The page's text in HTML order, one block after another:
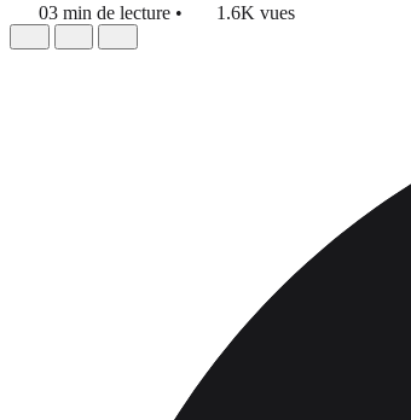
03 min de lecture • 1.6K vues